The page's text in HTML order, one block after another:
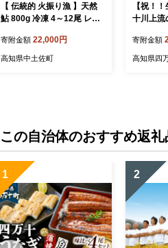
【 伝統的 火振り漁 】天然
鮎 800g 冷凍 4～12尾 レシ
十川 上流 清流 釣り鮎 あゆ
アユ 川魚 天然 冷凍鮎 天然
惣菜 おかず 贈り物 ギフト
お取り寄せ 産地直送 魚料理
手軽 高知 四万十 中土佐
寄附金額 22,000円
高知県中土佐町
【祝！
十川上流
定不可】
魚 魚介
寄附金額
高知県四
この自治体のおすすめ返礼
1 2